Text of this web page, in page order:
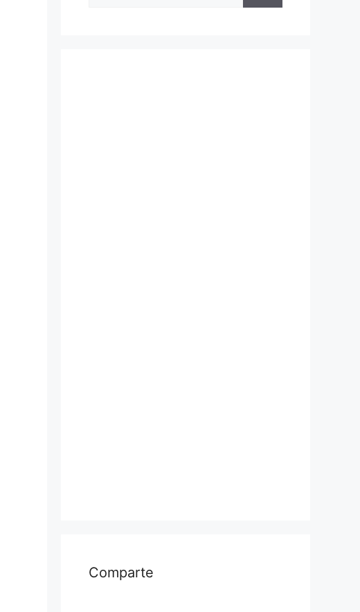
Comparte